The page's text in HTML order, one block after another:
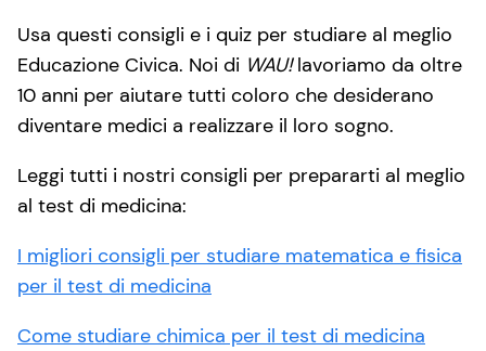
Usa questi consigli e i quiz per studiare al meglio
Educazione Civica. Noi di WAU!lavoriamo da oltre
10 anni per aiutare tutti coloro che desiderano
diventare medici a realizzare il loro sogno.
Leggi tutti i nostri consigli per prepararti al meglio
al test di medicina:
I migliori consigli per studiare matematica e fisica
per il test di medicina
Come studiare chimica per il test di medicina